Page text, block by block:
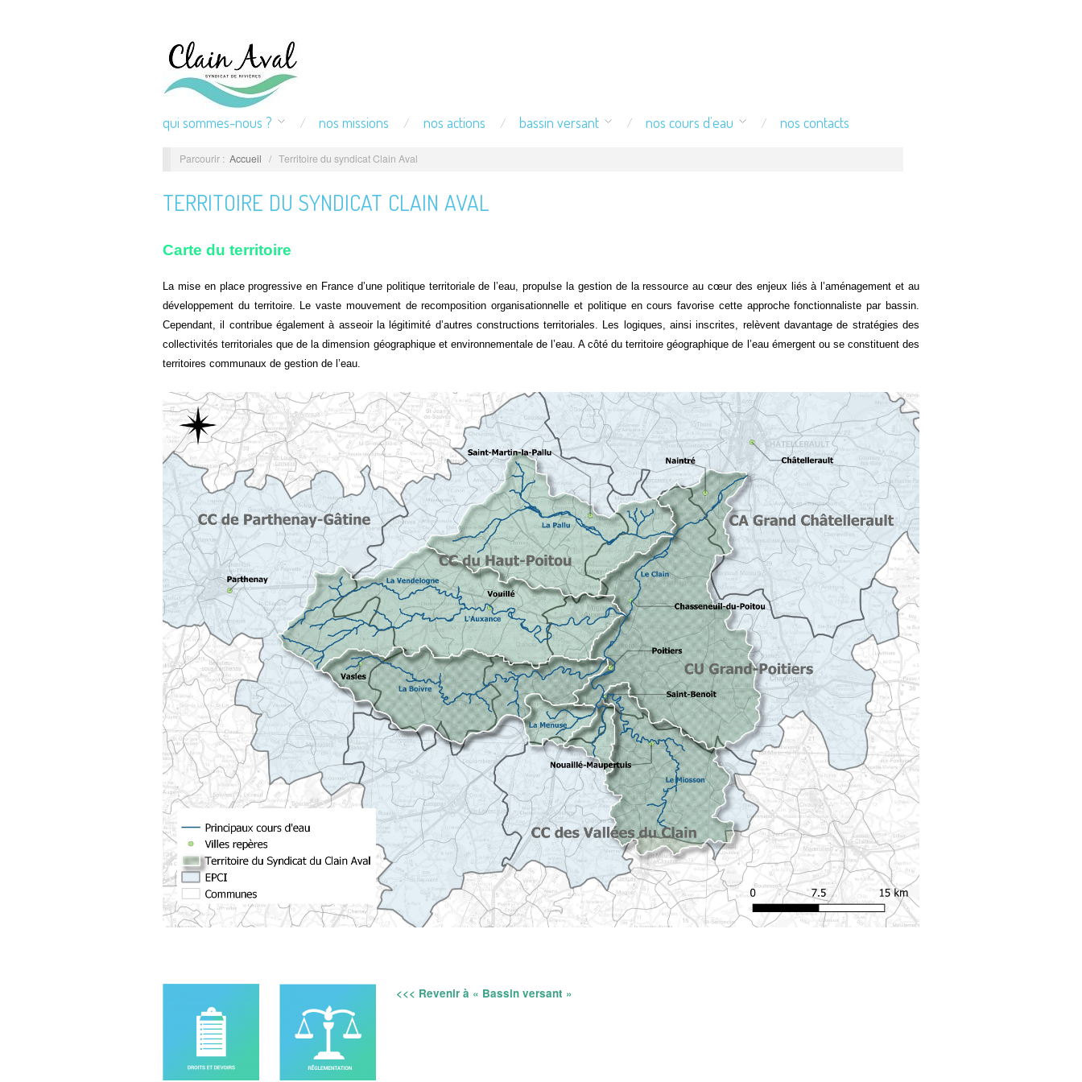
qui sommes-nous ? nos missions nos actions bassin versant nos cours d’eau nos contacts
Parcourir : Accueil / Territoire du syndicat Clain Aval
TERRITOIRE DU SYNDICAT CLAIN AVAL
Carte du territoire
La mise en place progressive en France d’une politique territoriale de l’eau, propulse la gestion de la ressource au cœur des enjeux liés à l’aménagement et au
développement du territoire. Le vaste mouvement de recomposition organisationnelle et politique en cours favorise cette approche fonctionnaliste par bassin.
Cependant, il contribue également à asseoir la légitimité d’autres constructions territoriales. Les logiques, ainsi inscrites, relèvent davantage de stratégies des
collectivités territoriales que de la dimension géographique et environnementale de l’eau. A côté du territoire géographique de l’eau émergent ou se constituent des
territoires communaux de gestion de l’eau.
<<< Revenir à « Bassin versant »